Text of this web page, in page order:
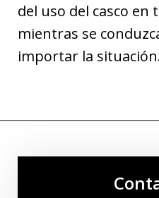
del uso del casco
mientras se
importar la